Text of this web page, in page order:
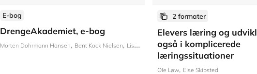
E-bog
DrengeAkademiet, e-bog
Morten Dohrmann Hansen Bent Kock Nielsen Lisbet Nørgaard Laust Lauridsen
2 formater
Elevers læring og
også i komplicerede
læringssituationer
Ole Løw Else Skibsted